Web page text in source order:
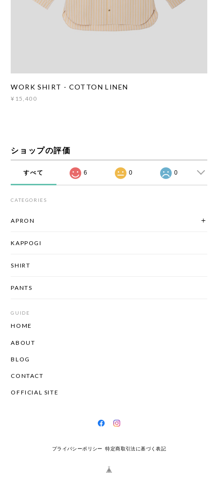
WORK SHIRT - COTTON LINEN
¥15,400
ショップの評価
すべて 6 0 0
CATEGORIES
APRON
KAPPOGI
SHIRT
PANTS
GUIDE
HOME
ABOUT
BLOG
CONTACT
OFFICIAL SITE
プライバシーポリシー 特定商取引法に基づく表記